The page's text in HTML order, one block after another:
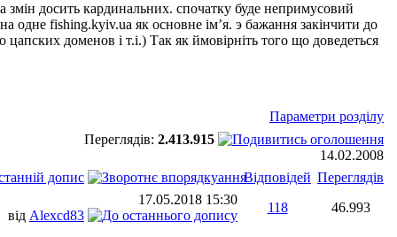
змін досить кардинальних. спочатку буде непримусовий
одне fishing.kyiv.ua як основне імʼя. э бажання закінчити до
доменов і т.і.) Так як ймовірніть того що доведеться
Параметри розділу
Переглядів: 2.413.915
14.02.2008
допис
Відповідей Переглядів
17.05.2018 15:30
від Alexcd83
118 46.993